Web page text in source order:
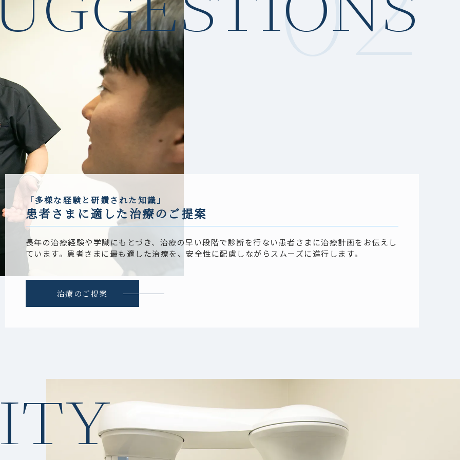
「多様な経験と研鑽された知識」
患者さまに適した治療のご提案
長年の治療経験や学識にもとづき、治療の早い段階で診断を行ない患者さまに治療計画をお伝えし
ています。患者さまに最も適した治療を、安全性に配慮しながらスムーズに進行します。
治療のご提案